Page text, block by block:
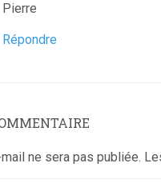
Pierre
Répondre
ne sera pas publiée.